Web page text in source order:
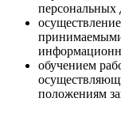
персональных
обучением
положениям